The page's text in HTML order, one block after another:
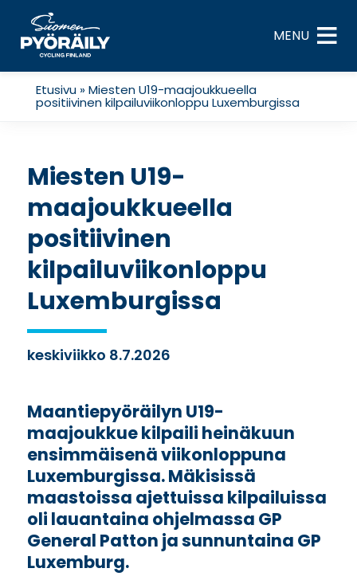
content
MENU
Etusivu»Miesten U19-maajoukkueella
positiivinen kilpailuviikonloppu Luxemburgissa
Miesten U19-
maajoukkueella
positiivinen
kilpailuviikonloppu
Luxemburgissa
keskiviikko 8.7.2026
Maantiepyöräilyn U19-
maajoukkue kilpaili heinäkuun
ensimmäisenä viikonloppuna
Luxemburgissa. Mäkisissä
maastoissa ajettuissa kilpailuissa
oli lauantaina ohjelmassa GP
General Patton ja sunnuntaina GP
Luxemburg.